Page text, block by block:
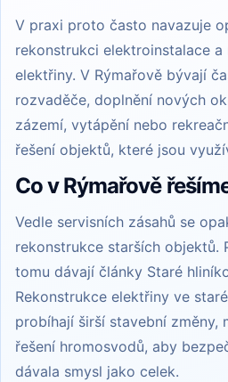
V praxi proto často navazuje
rekonstrukci elektroinstalace a
elektřiny. V Rýmařově bývají
rozvaděče, doplnění nových
zázemí, vytápění nebo
řešení objektů, které jsou
Co v Rýmařově
Vedle servisních zásahů se
rekonstrukce starších objektů.
tomu dávají články Staré
Rekonstrukce elektřiny ve
probíhají širší stavební změny,
řešení hromosvodů, aby
dávala smysl jako celek.